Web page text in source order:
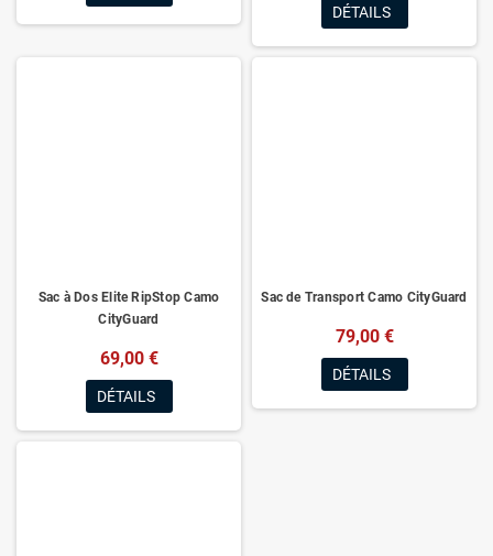
DÉTAILS
Sac à Dos Elite RipStop Camo
CityGuard
69,00 €
DÉTAILS
Sac de Transport Camo CityGuard
79,00 €
DÉTAILS